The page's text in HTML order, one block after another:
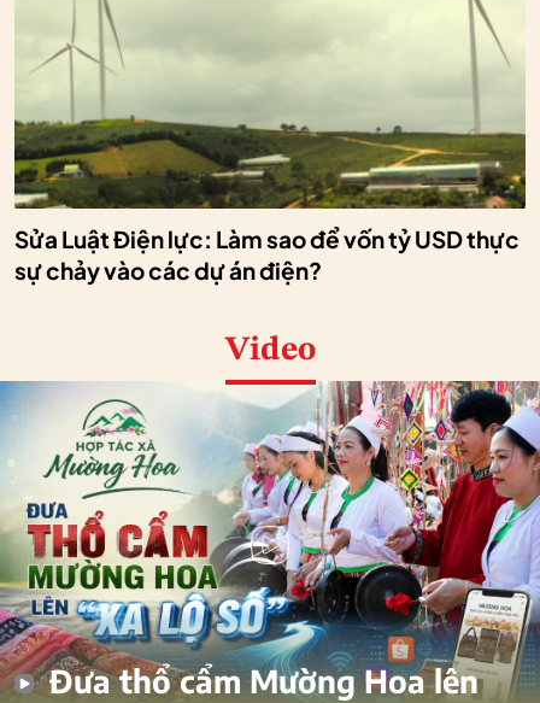
Sửa Luật Điện lực: Làm sao để vốn tỷ USD thực
sự chảy vào các dự án điện?
Video
Đưa thổ cẩm Mường Hoa lên